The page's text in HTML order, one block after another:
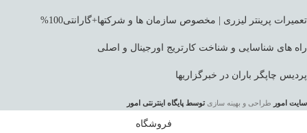
تعمیرات پرینتر لیزری | مخصوص سازمان ها و شرکتها+گارانتی100%
راه های شناسایی و شناخت کارتریج اورجینال و اصلی
پردیس چاپگر باران در خبرگزاریها
سایت امور طراحی و بهینه سازی توسط پایگاه اینترنتی امور
فروشگاه